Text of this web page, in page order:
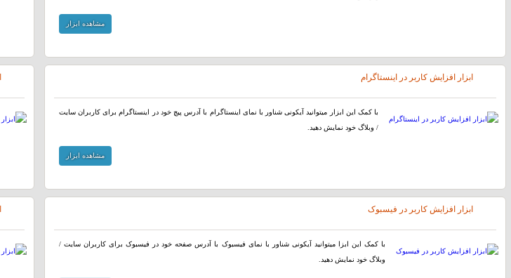
مشاهده ابزار
ابزار افزایش کاربر در اینستاگرام
با کمک این ابزار میتوانید آیکونی شناور با نمای اینستاگرام با آدرس پیچ خود در اینستاگرام برای کاربران سایت
/ وبلاگ خود نمایش دهید.
مشاهده ابزار
ابزار افزایش کاربر در فیسبوک
با کمک این ابزا میتوانید آیکونی شناور با نمای فیسبوک با آدرس صفحه خود در فیسبوک برای کاربران سایت /
وبلاگ خود نمایش دهید.